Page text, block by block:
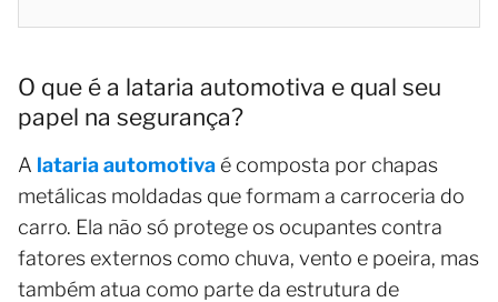
O que é a lataria automotiva e qual seu
papel na segurança?
A lataria automotiva é composta por chapas
metálicas moldadas que formam a carroceria do
carro. Ela não só protege os ocupantes contra
fatores externos como chuva, vento e poeira, mas
também atua como parte da estrutura de